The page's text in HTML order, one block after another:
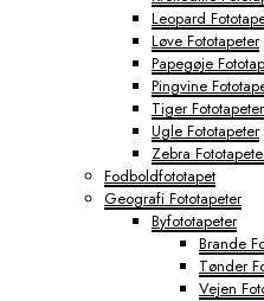
Leopard
Løve Fototapeter
Papegøje
Pingvine
Tiger Fototapeter
Ugle Fototapeter
Zebra
Fodboldfototapet
Geografi Fototapeter
Byfototapeter
Brande
Tønder
Vejen